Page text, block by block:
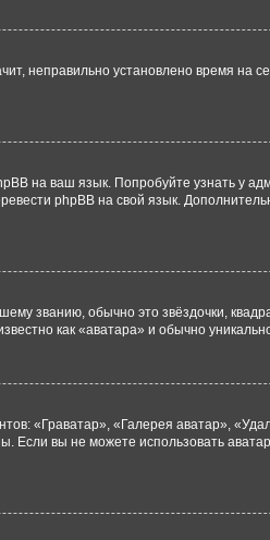
неправильно установлено время на
на ваш язык. Попробуйте узнать у
phpBB на свой язык.
званию, обычно это звёздочки,
как «аватара» и обычно
«Граватар», «Галерея аватар»,
Если вы не можете использовать